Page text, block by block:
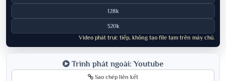
128k
320k
Video phát trực tiếp, không tạo file tạm trên máy chủ.
Trình phát ngoài: Youtube
Sao chép liên kết